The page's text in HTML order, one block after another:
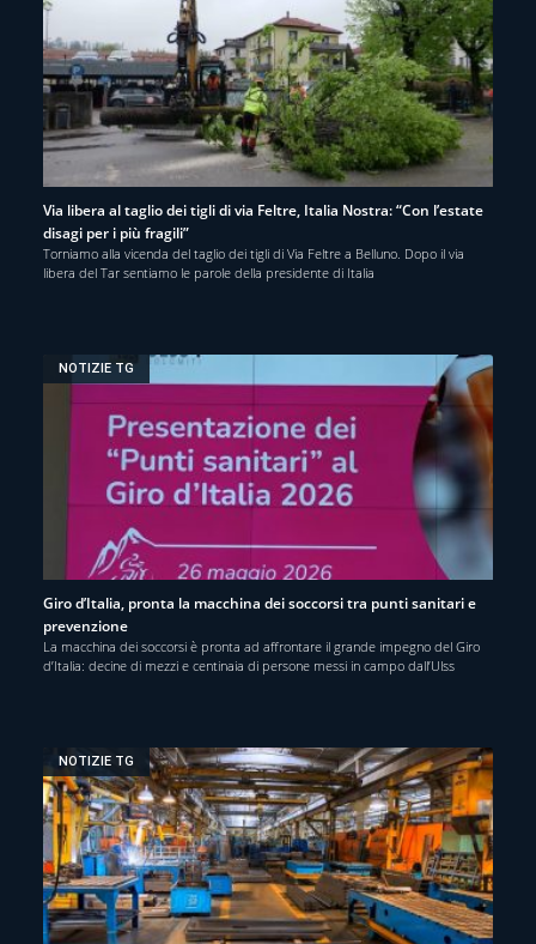
Via libera al taglio dei tigli di via Feltre, Italia Nostra: “Con l’estate
disagi per i più fragili”
Torniamo alla vicenda del taglio dei tigli di Via Feltre a Belluno. Dopo il via
libera del Tar sentiamo le parole della presidente di Italia
NOTIZIE TG
Giro d’Italia, pronta la macchina dei soccorsi tra punti sanitari e
prevenzione
La macchina dei soccorsi è pronta ad affrontare il grande impegno del Giro
d’Italia: decine di mezzi e centinaia di persone messi in campo dall’Ulss
NOTIZIE TG